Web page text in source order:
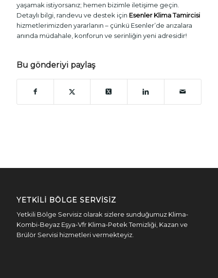
yaşamak istiyorsanız; hemen bizimle iletişime geçin.
Detaylı bilgi, randevu ve destek için Esenler Klima Tamircisi
hizmetlerimizden yararlanın – çünkü Esenler’de arızalara
anında müdahale, konforun ve serinliğin yeni adresidir!
Bu gönderiyi paylaş
YETKILI BÖLGE SERVISIZ
Yetkili Bölge Servisiz olarak sizlere sunduğumuz Klima-
Kombi-Beyaz Eşya-Vfr Klima-Petek Temizliği, Kazan ve
Brülör Servisi hizmetleri vermekteyiz.